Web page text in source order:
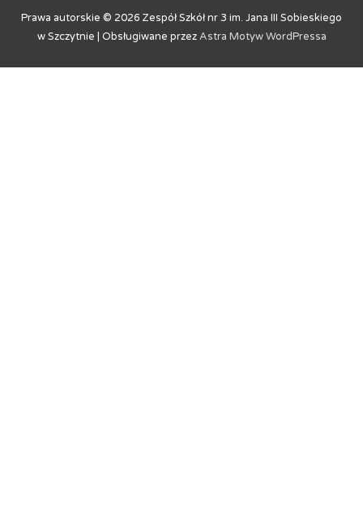
Prawa autorskie © 2026 Zespół Szkół nr 3 im. Jana III Sobieskiego
w Szczytnie | Obsługiwane przezAstra Motyw WordPressa